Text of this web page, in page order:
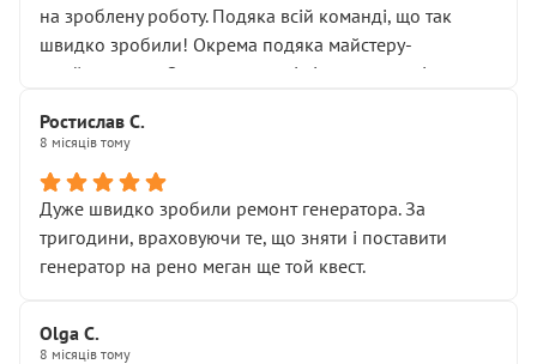
здаються дрібницями.
Я — клієнт, який працює на довірі, і саме її цей сервіс
Хотілося б більше:
• належної уваги до авто
• прозорості в роботах і рахунках
• реальної діагностики, а не формального
“подивились і поїхав”
На жаль, складається враження, що сервіс працює не
Стосовно комунікації - все добре
на зроблену роботу. Подяка всій команді, що так
швидко зробили! Окрема подяка майстеру-
приймальнику Олександру: всі чітко та по суті.
звертатися до цього автосервісу.
Ростислав С.
8 місяців тому
Дуже швидко зробили ремонт генератора. За
тригодини, враховуючи те, що зняти і поставити
генератор на рено меган ще той квест.
Olga С.
8 місяців тому